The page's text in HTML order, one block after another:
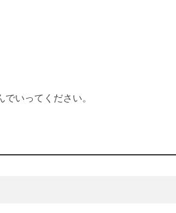
いってください。